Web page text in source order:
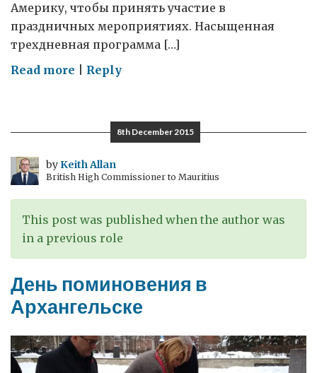
Америку, чтобы принять участие в
праздничных мероприятиях. Насыщенная
трехдневная программа […]
Read more on
юбилей
Российского
клуба
«Полярный
конвой»
Reply
8th December 2015
byKeith Allan
British High Commissioner to Mauritius
This post was published when the author was
in a previous role
День поминовения в
Архангельске